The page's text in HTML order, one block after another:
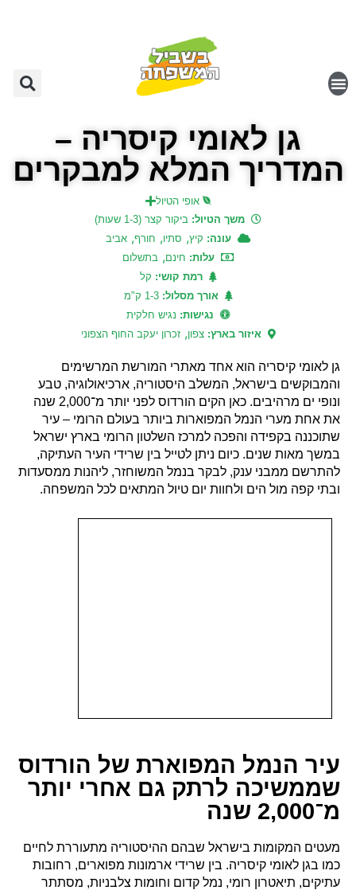
גן לאומי קיסריה –
המדריך המלא למבקרים
אופי הטיול
משך הטיול: ביקור קצר (1-3 שעות)
עונה: קיץ, סתיו, חורף, אביב
עלות: חינם, בתשלום
רמת קושי: קל
אורך מסלול:1-3 ק"מ
נגישות: נגיש חלקית
איזור בארץ:צפון, זכרון יעקב החוף הצפוני
גן לאומי קיסריה הוא אחד מאתרי המורשת המרשימים
והמבוקשים בישראל, המשלב היסטוריה, ארכיאולוגיה, טבע
ונופי ים מרהיבים. כאן הקים הורדוס לפני יותר מ־2,000 שנה
את אחת מערי הנמל המפוארות ביותר בעולם הרומי – עיר
שתוכננה בקפידה והפכה למרכז השלטון הרומי בארץ ישראל
במשך מאות שנים. כיום ניתן לטייל בין שרידי העיר העתיקה,
להתרשם ממבני ענק, לבקר בנמל המשוחזר, ליהנות ממסעדות
ובתי קפה מול הים ולחוות יום טיול המתאים לכל המשפחה.
עיר הנמל המפוארת של הורדוס
שממשיכה לרתק גם אחרי יותר
מ־2,000 שנה
מעטים המקומות בישראל שבהם ההיסטוריה מתעוררת לחיים
כמו בגן לאומי קיסריה. בין שרידי ארמונות מפוארים, רחובות
עתיקים, תיאטרון רומי, נמל קדום וחומות צלבניות, מסתתר